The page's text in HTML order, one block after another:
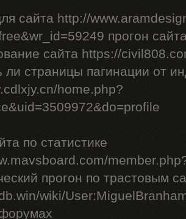
сайта http://
прогон
сайта https://
ли страницы пагинации от
home.php?
по статистике
прогон по трастовым
wiki/